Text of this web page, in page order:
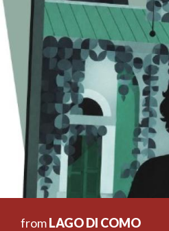
fromLAGO DI COMO